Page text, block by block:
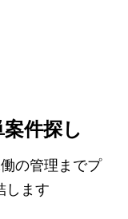
件探し
の管理までプ
します